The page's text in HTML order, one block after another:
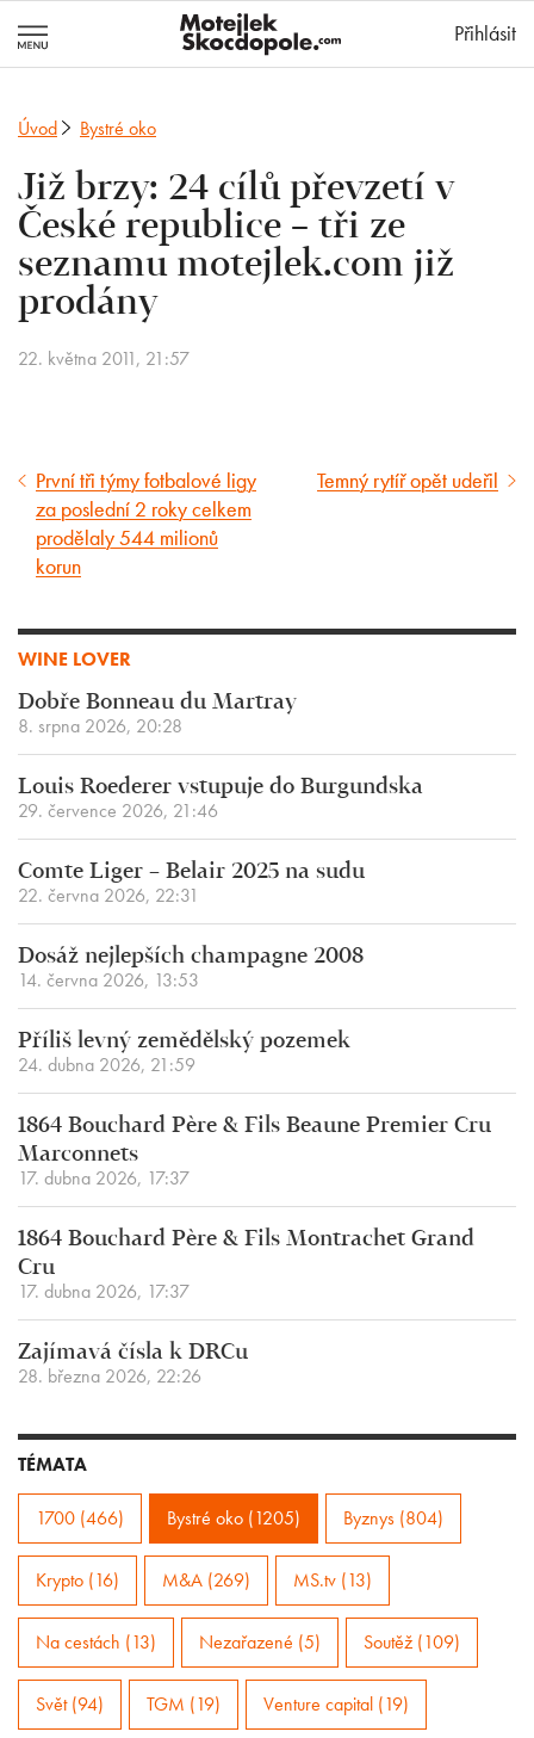
Přihlásit
Úvod Bystré oko
Již brzy: 24 cílů převzetí v
České republice – tři ze
seznamu motejlek.com již
prodány
22. května 2011, 21:57
Předcházející
článek
První tři týmy fotbalové ligy
za poslední 2 roky celkem
prodělaly 544 milionů
korun
Následující
Temný rytíř opět udeřil
WINE LOVER
Dobře Bonneau du Martray
8. srpna 2026, 20:28
Louis Roederer vstupuje do Burgundska
29. července 2026, 21:46
Comte Liger – Belair 2025 na sudu
22. června 2026, 22:31
Dosáž nejlepších champagne 2008
14. června 2026, 13:53
Příliš levný zemědělský pozemek
24. dubna 2026, 21:59
1864 Bouchard Père & Fils Beaune Premier Cru
Marconnets
17. dubna 2026, 17:37
1864 Bouchard Père & Fils Montrachet Grand
Cru
17. dubna 2026, 17:37
Zajímavá čísla k DRCu
28. března 2026, 22:26
TÉMATA
1700 (466) Bystré oko (1205) Byznys (804)
Krypto (16) M&A (269) MS.tv (13)
Na cestách (13) Nezařazené (5) Soutěž (109)
Svět (94) TGM (19) Venture capital (19)